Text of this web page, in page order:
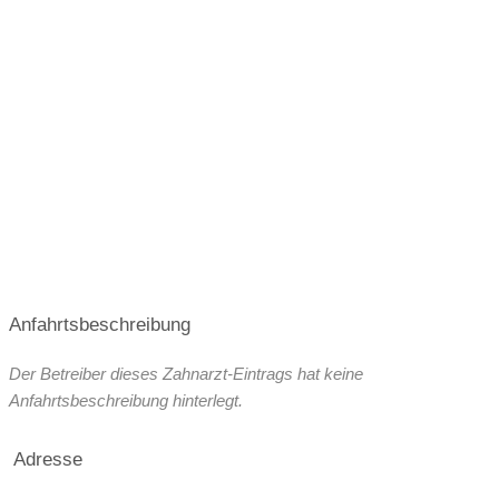
Anfahrtsbeschreibung
Der Betreiber dieses Zahnarzt-Eintrags hat keine
Anfahrtsbeschreibung hinterlegt.
Adresse